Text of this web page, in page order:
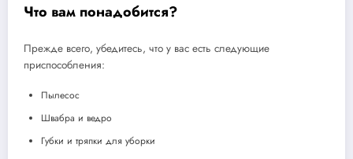
Что вам понадобится?
Прежде всего, убедитесь, что у вас есть следующие
приспособления:
Пылесос
Швабра и ведро
Губки и тряпки для уборки